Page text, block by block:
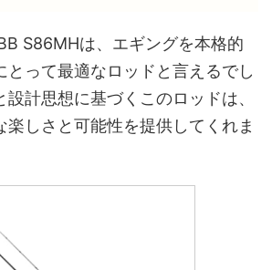
S86MHは、エギングを本格的
とって最適なロッドと言えるでし
設計思想に基づくこのロッドは、
楽しさと可能性を提供してくれま